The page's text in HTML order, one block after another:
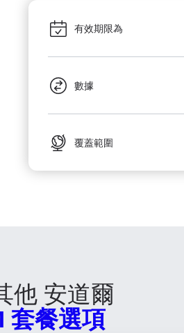
有效期限為
數據
覆蓋範圍
他 安道爾
套餐選項